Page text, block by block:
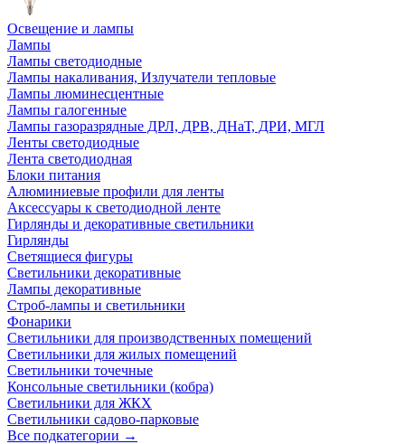
Освещение и лампы
Лампы
Лампы светодиодные
Лампы накаливания, Излучатели тепловые
Лампы люминесцентные
Лампы галогенные
Лампы газоразрядные ДРЛ, ДРВ, ДНаТ, ДРИ, МГЛ
Ленты светодиодные
Лента светодиодная
Блоки питания
Алюминиевые профили для ленты
Аксессуары к светодиодной ленте
Гирлянды и декоративные светильники
Гирлянды
Светящиеся фигуры
Светильники декоративные
Лампы декоративные
Строб-лампы и светильники
Фонарики
Светильники для производственных помещений
Светильники для жилых помещений
Светильники точечные
Консольные светильники (кобра)
Светильники для ЖКХ
Светильники садово-парковые
Все подкатегории →